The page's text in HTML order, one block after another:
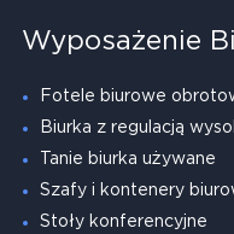
Wyposażenie
Fotele biurowe
Biurka z regulacją
Tanie biurka używane
Szafy i kontenery
Stoły konferencyjne